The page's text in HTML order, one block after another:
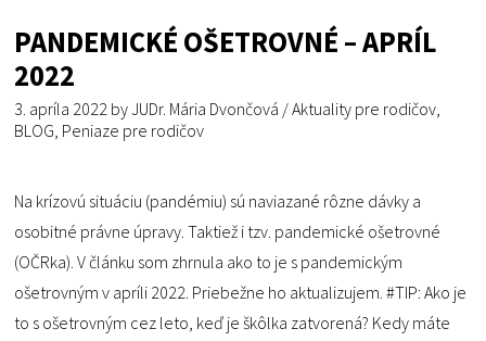
PANDEMICKÉ OŠETROVNÉ – APRÍL
2022
3. apríla 2022 byJUDr. Mária Dvončová /Aktuality pre rodičov,
BLOG, Peniaze pre rodičov
Na krízovú situáciu (pandémiu) sú naviazané rôzne dávky a
osobitné právne úpravy. Taktiež i tzv. pandemické ošetrovné
(OČRka). V článku som zhrnula ako to je s pandemickým
ošetrovným v apríli 2022. Priebežne ho aktualizujem. #TIP: Ako je
to s ošetrovným cez leto, keď je škôlka zatvorená? Kedy máte